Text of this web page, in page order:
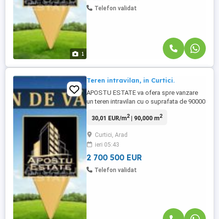
1
Telefon validat
Teren intravilan, in Curtici.
APOSTU ESTATE va ofera spre vanzare
un teren intravilan cu o suprafata de 90000
are o suprafata de 90000 mp si
Terenul este amplasat la sosea, avand
acces direct. Utilitatile: curent, apa, gaz
sunt in imediata vecinatate ...
30,01 EUR/m2| 90,000 m2
Curtici, Arad
ieri 05:43
2 700 500 EUR
Telefon validat